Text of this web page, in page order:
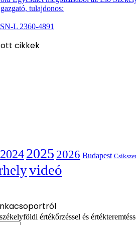
tulajdonos:
L 2360-4891
cikkek
20242025 2026 Budapest
videó
értékőrzéssel és